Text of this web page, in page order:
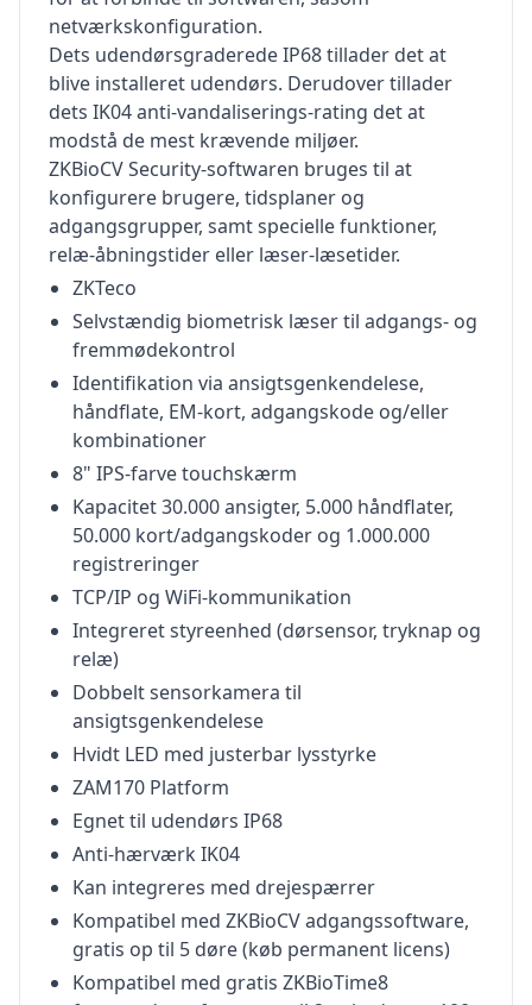
netværkskonfiguration.
Dets udendørsgraderede IP68 tillader det at
blive installeret udendørs. Derudover tillader
dets IK04 anti-vandaliserings-rating det at
modstå de mest krævende miljøer.
ZKBioCV Security-softwaren bruges til at
konfigurere brugere, tidsplaner og
adgangsgrupper, samt specielle funktioner,
relæ-åbningstider eller læser-læsetider.
ZKTeco
Selvstændig biometrisk læser til adgangs- og
fremmødekontrol
Identifikation via ansigtsgenkendelese,
håndflate, EM-kort, adgangskode og/eller
kombinationer
8" IPS-farve touchskærm
Kapacitet 30.000 ansigter, 5.000 håndflater,
50.000 kort/adgangskoder og 1.000.000
registreringer
TCP/IP og WiFi-kommunikation
Integreret styreenhed (dørsensor, tryknap og
relæ)
Dobbelt sensorkamera til
ansigtsgenkendelese
Hvidt LED med justerbar lysstyrke
ZAM170 Platform
Egnet til udendørs IP68
Anti-hærværk IK04
Kan integreres med drejespærrer
Kompatibel med ZKBioCV adgangssoftware,
gratis op til 5 døre (køb permanent licens)
Kompatibel med gratis ZKBioTime8